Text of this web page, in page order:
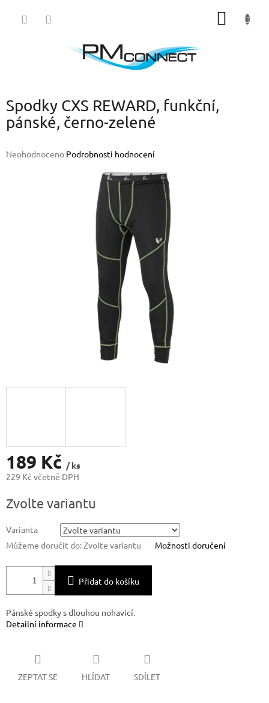
Spodky CXS REWARD, funkční,
pánské, černo-zelené
Průměrné
Neohodnoceno Podrobnosti hodnocení
189 Kč / ks
229 Kč včetně DPH
cena:
Zvolte variantu
Varianta
Můžeme doručit do:Zvolte variantu Možnosti doručení
Přidat do košíku
Pánské spodky s dlouhou nohavicí.
Detailní informace
ZEPTAT SE HLÍDAT SDÍLET